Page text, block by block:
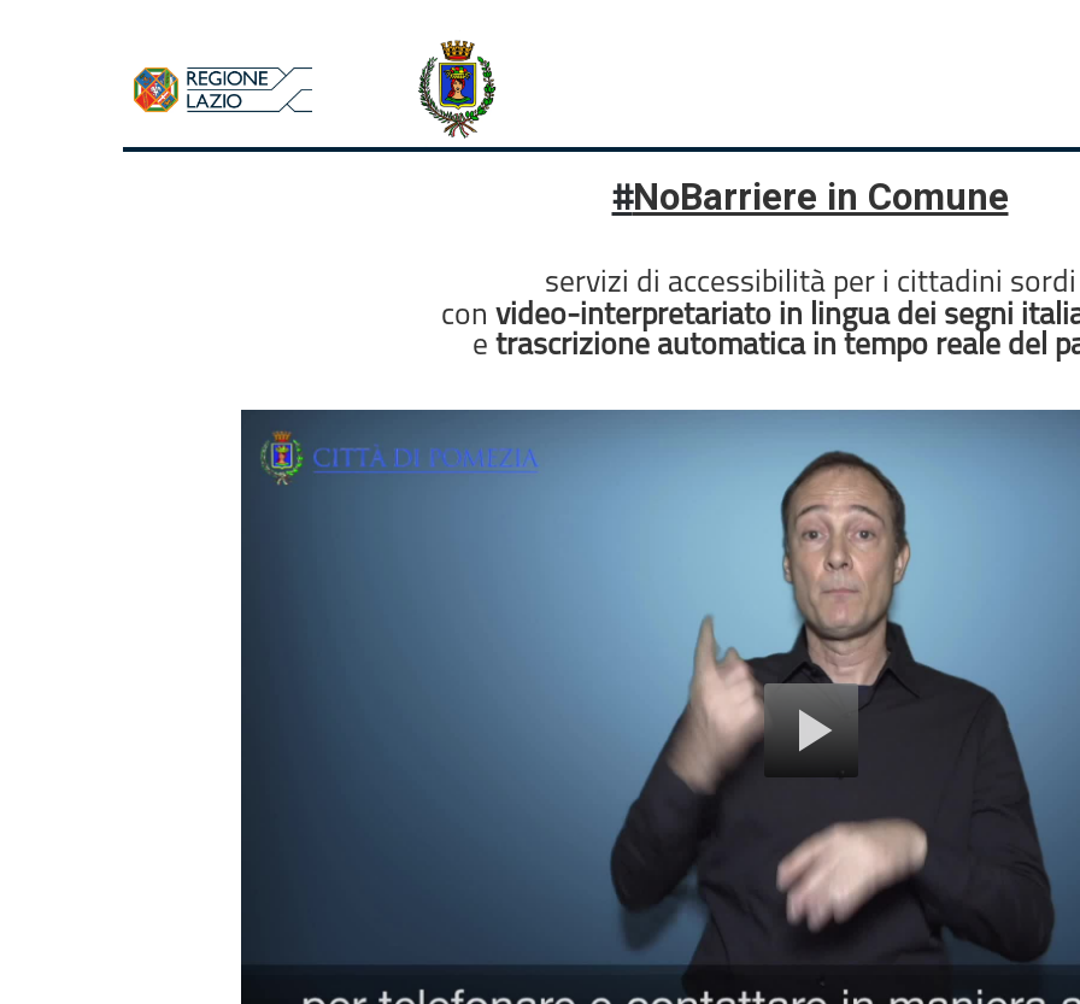
#NoBarriere in Comune
servizi di accessibilità per i cittadini sordi
con video-interpretariato in lingua dei segni
e trascrizione automatica in tempo reale del